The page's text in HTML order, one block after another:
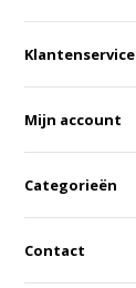
Klantenservice
Mijn account
Categorieën
Contact